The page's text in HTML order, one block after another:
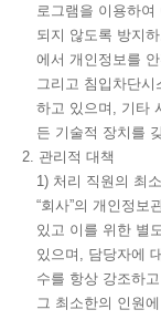
로그램을 이용하
되지 않도록 방지
에서 개인정보를
그리고 침입차단
하고 있으며, 기타
든 기술적 장치를
2. 관리적 대책
1) 처리 직원의 최
“회사”의 개인정보
있고 이를 위한 별
있으며, 담당자에
수를 항상 강조하
그 최소한의 인원